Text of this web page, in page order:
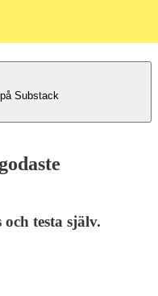
Substack
testa själv.